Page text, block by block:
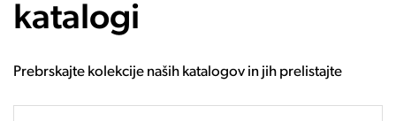
katalogi
Prebrskajte kolekcije naših katalogov in jih prelistajte